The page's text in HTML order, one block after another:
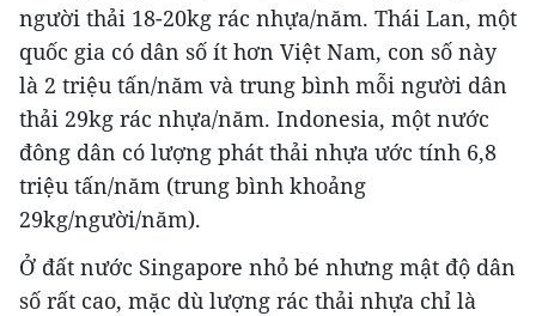
người thải 18-20kg rác nhựa/năm. Thái Lan, một
quốc gia có dân số ít hơn Việt Nam, con số này
là 2 triệu tấn/năm và trung bình mỗi người dân
thải 29kg rác nhựa/năm. Indonesia, một nước
đông dân có lượng phát thải nhựa ước tính 6,8
triệu tấn/năm (trung bình khoảng
29kg/người/năm).
Ở đất nước Singapore nhỏ bé nhưng mật độ dân
số rất cao, mặc dù lượng rác thải nhựa chỉ là